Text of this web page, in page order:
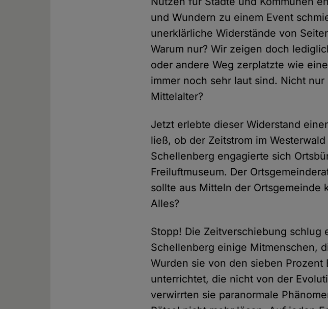
und Wundern zu einem Event
unerklärliche Widerstände von
Warum nur? Wir zeigen doch
oder andere Weg zerplatzte wie
immer noch sehr laut sind. Nicht
Mittelalter?
Jetzt erlebte dieser Widerstand
ließ, ob der Zeitstrom im
Schellenberg engagierte sich
Freiluftmuseum. Der
sollte aus Mitteln der Ortsgemeinde
Alles?
Stopp! Die Zeitverschiebung schlug
Schellenberg einige Mitmenschen,
Wurden sie von den sieben
unterrichtet, die nicht von der
verwirrten sie paranormale